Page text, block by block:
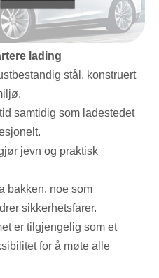
lading
stål, konstruert
samtidig som ladestedet
jevn og praktisk
bakken, noe som
sikkerhetsfarer.
er tilgjengelig som et
for å møte alle